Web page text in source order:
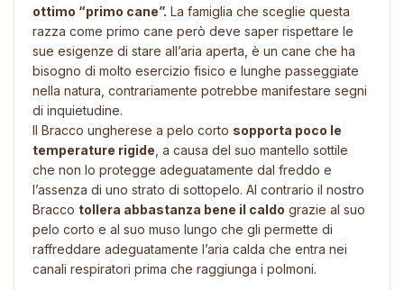
ottimo “primo cane”. La famiglia che sceglie questa
razza come primo cane però deve saper rispettare le
sue esigenze di stare all’aria aperta, è un cane che ha
bisogno di molto esercizio fisico e lunghe passeggiate
nella natura, contrariamente potrebbe manifestare segni
di inquietudine.
Il Bracco ungherese a pelo corto sopporta poco le
temperature rigide , a causa del suo mantello sottile
che non lo protegge adeguatamente dal freddo e
l’assenza di uno strato di sottopelo. Al contrario il nostro
Bracco tollera abbastanza bene il caldo grazie al suo
pelo corto e al suo muso lungo che gli permette di
raffreddare adeguatamente l’aria calda che entra nei
canali respiratori prima che raggiunga i polmoni.